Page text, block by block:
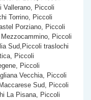
Vallerano, Piccoli
Torrino, Piccoli
Porziano, Piccoli
Piccoli
Sud,Piccoli traslochi
Piccoli
Piccoli
Vecchia, Piccoli
Sud, Piccoli
La Pisana, Piccoli